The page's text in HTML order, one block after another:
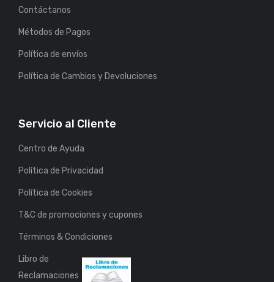
Contáctanos
Métodos de Pagos
Política de envíos
Política de Cambios y Devoluciones
Servicio al Cliente
Centro de Ayuda
Política de Privacidad
Política de Cookies
T&C de promociones y cupones
Términos & Condiciones
Libro de
Reclamaciones